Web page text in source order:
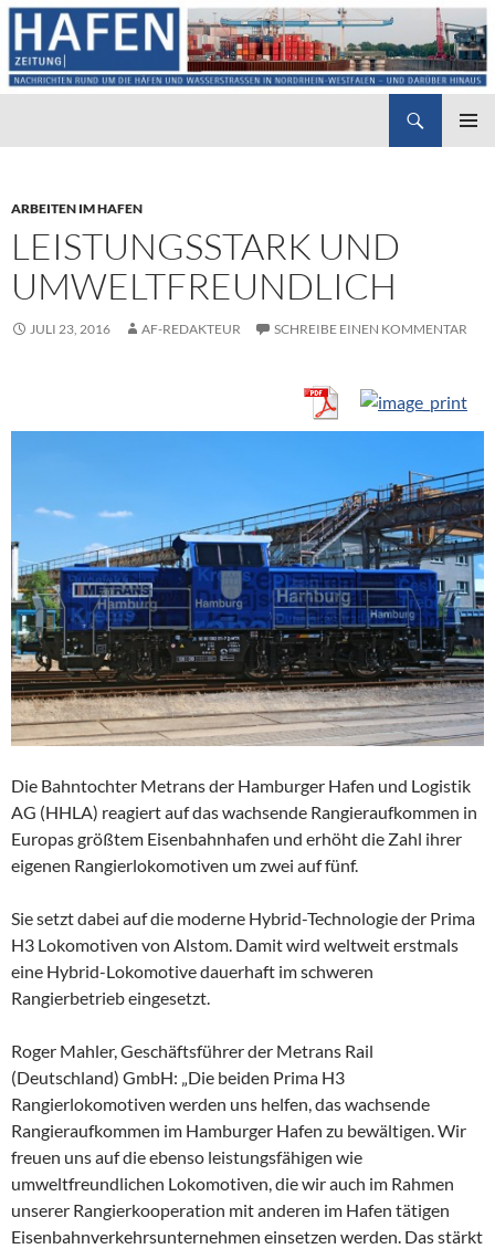
ARBEITEN IM HAFEN
LEISTUNGSSTARK UND
UMWELTFREUNDLICH
JULI 23, 2016 AF-REDAKTEUR SCHREIBE EINEN KOMMENTAR
Die Bahntochter Metrans der Hamburger Hafen und Logistik
AG (HHLA) reagiert auf das wachsende Rangieraufkommen in
Europas größtem Eisenbahnhafen und erhöht die Zahl ihrer
eigenen Rangierlokomotiven um zwei auf fünf.
Sie setzt dabei auf die moderne Hybrid-Technologie der Prima
H3 Lokomotiven von Alstom. Damit wird weltweit erstmals
eine Hybrid-Lokomotive dauerhaft im schweren
Rangierbetrieb eingesetzt.
Roger Mahler, Geschäftsführer der Metrans Rail
(Deutschland) GmbH: „Die beiden Prima H3
Rangierlokomotiven werden uns helfen, das wachsende
Rangieraufkommen im Hamburger Hafen zu bewältigen. Wir
freuen uns auf die ebenso leistungsfähigen wie
umweltfreundlichen Lokomotiven, die wir auch im Rahmen
unserer Rangierkooperation mit anderen im Hafen tätigen
Eisenbahnverkehrsunternehmen einsetzen werden. Das stärkt